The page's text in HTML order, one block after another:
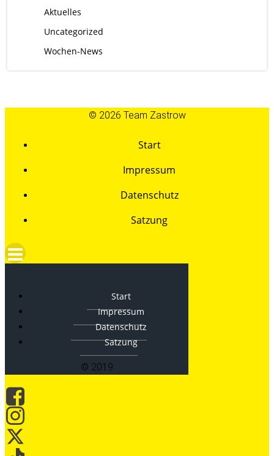
Aktuelles
Uncategorized
Wochen-News
© 2026 Team Zastrow
Start
Impressum
Datenschutz
Satzung
Start
Impressum
Datenschutz
Satzung
© 2019